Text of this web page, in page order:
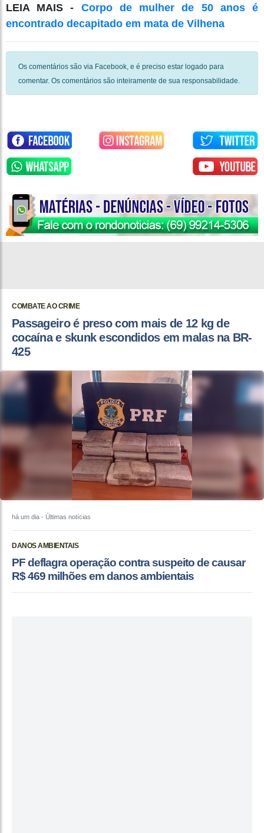
LEIA MAIS - Corpo de mulher de 50 anos é
encontrado decapitado em mata de Vilhena
Os comentários são via Facebook, e é preciso estar logado para
comentar. Os comentários são inteiramente de sua responsabilidade.
COMBATE AO CRIME
Passageiro é preso com mais de 12 kg de
cocaína e skunk escondidos em malas na BR-
425
há um dia - Últimas notícias
DANOS AMBIENTAIS
PF deflagra operação contra suspeito de causar
R$ 469 milhões em danos ambientais